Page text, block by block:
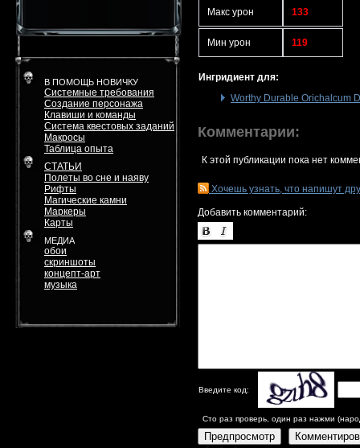
В ПОМОЩЬ НОВИЧКУ
Системные требования
Создание персонажа
Клавиши и команды
Система квестовых заданий
Макросы
Таблица опыта
СТАТЬИ
Полеты во сне и наяву
Рифты
Магические камни
Маркеры
Карты
МЕДИА
обои
скриншоты
концепт-арт
музыка
Макс урон 133
Мин урон 119
Ингридиент для:
Worthy Durable Orichalcum
Комментарии:
К этой публикации пока нет
Хочешь узнать, что напишут
Добавить комментарий:
Введите код:
Сто раз проверь, один раз нажми
Предпросмотр